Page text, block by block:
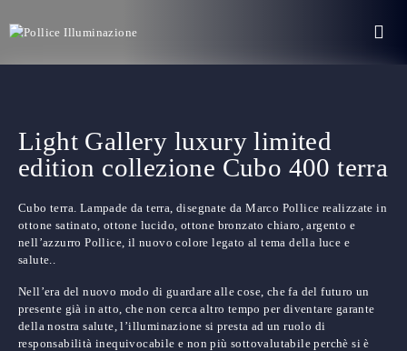
Light Gallery luxury limited
edition collezione Cubo 400 terra
Cubo terra. Lampade da terra, disegnate da Marco Pollice realizzate in
ottone satinato, ottone lucido, ottone bronzato chiaro, argento e
nell’azzurro Pollice, il nuovo colore legato al tema della luce e
salute..
Nell’era del nuovo modo di guardare alle cose, che fa del futuro un
presente già in atto, che non cerca altro tempo per diventare garante
della nostra salute, l’illuminazione si presta ad un ruolo di
responsabilità inequivocabile e non più sottovalutabile perchè si è